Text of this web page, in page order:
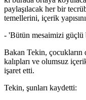
paylaşılacak her bir
temellerini, içerik
- 'Bütün mesaimizi güçlü
Bakan Tekin, çocukların
kalıpları ve olumsuz
işaret etti.
Tekin, şunları kaydetti: